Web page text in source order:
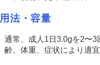
用法・容量
通常、成人1日3.0gを2〜
齢、体重、症状により適宜